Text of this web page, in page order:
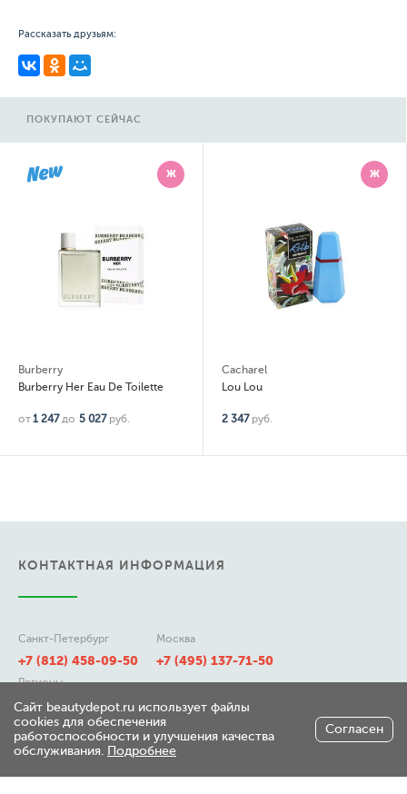
Рассказать друзьям:
ПОКУПАЮТ СЕЙЧАС
Ж
Burberry
Burberry Her Eau De Toilette
от1 247 до 5 027 руб.
Ж
Cacharel
Lou Lou
2 347 руб.
КОНТАКТНАЯ ИНФОРМАЦИЯ
Санкт-Петербург
+7 (812) 458-09-50
Москва
+7 (495) 137-71-50
Регионы
8 (800) 511-21-50
197348, г. Санкт-Петербург,
Сайт beautydepot.ru использует файлы
cookies для обеспечения
работоспособности и улучшения качества
обслуживания. Подробнее
Согласен